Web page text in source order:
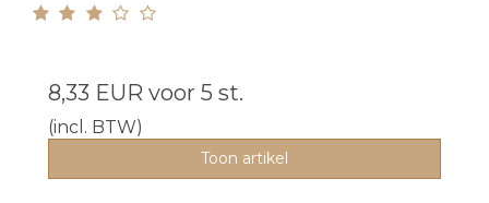
8,33 EUR voor 5 st.
(incl. BTW)
Toon artikel